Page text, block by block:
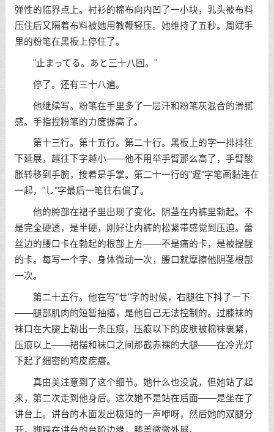
弹性的临界点上。衬衫的棉布向内凹了一小块，乳头被布料
压住后又隔着布料被她用教鞭轻压。她维持了五秒。周斌手
里的粉笔在黑板上停住了。
"止まってる。あと三十八回。"
停了。还有三十八遍。
他继续写。粉笔在手里多了一层汗和粉笔灰混合的滑腻
感。手指捏粉笔的力度提高了。
第十三行。第十五行。第二十行。黑板上的字一排排往
下延展，越往下字越小——他不用举手臂那么高了，手臂酸
胀转移到手腕，接着是手掌。第二十一行的"遅"字笔画黏连在
一起，"し"字最后一笔往右偏了。
他的胯部在裙子里出现了变化。阴茎在内裤里勃起。不
是完全硬透，是半硬，刚好让内裤的松紧带感觉到压迫。蕾
丝边的腰口卡在勃起的根部上方——不是痛的卡，是被提醒
的卡。每写一个字、身体微动一次，腰口就摩擦他阴茎根部
一次。
第二十五行。他在写"せ"字的时候，右腿往下抖了一下
——腿部肌肉的短暂抽搐，是他自己无法控制的。过膝袜的
袜口在大腿上勒出一条压痕，压痕以下的皮肤被棉袜裹紧，
压痕以上——裙摆和袜口之间那截赤裸的大腿——在冷光灯
下起了细密的鸡皮疙瘩。
真由美注意到了这个细节。她什么也没说，但她站了起
来，第二次走到他身后。这次她不是站在后面——是坐在了
讲台上。讲台的木面发出极短的一声咿呀，然后她的双腿分